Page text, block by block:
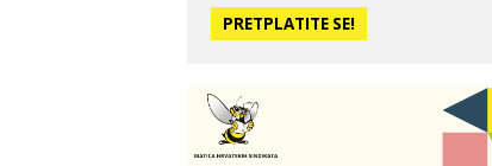
Hotel Vila Ružica Crikvenica